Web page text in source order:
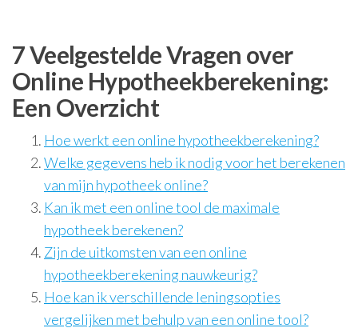
7 Veelgestelde Vragen over
Online Hypotheekberekening:
Een Overzicht
Hoe werkt een online hypotheekberekening?
Welke gegevens heb ik nodig voor het berekenen
van mijn hypotheek online?
Kan ik met een online tool de maximale
hypotheek berekenen?
Zijn de uitkomsten van een online
hypotheekberekening nauwkeurig?
Hoe kan ik verschillende leningsopties
vergelijken met behulp van een online tool?